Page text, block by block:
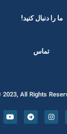
ما را دنبال کنید! ​
تماس